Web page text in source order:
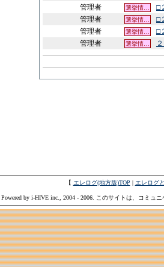
管理者
選挙情…
□
管理者
選挙情…
□
管理者
選挙情…
□
管理者
選挙情…
【 エレログ(地方版)TOP | エレログ
Powered by i-HIVE inc., 2004 - 2006. このサイトは、コミュ